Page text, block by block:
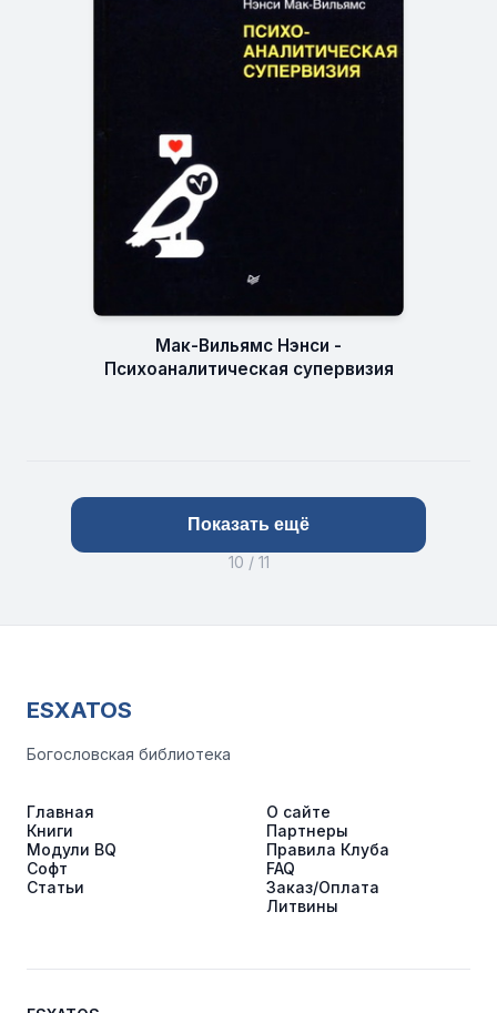
Мак-Вильямс Нэнси -
Психоаналитическая супервизия
Показать ещё
10 / 11
ESXATOS
Богословская библиотека
Главная
Книги
Модули BQ
Софт
Статьи
О сайте
Партнеры
Правила Клуба
FAQ
Заказ/Оплата
Литвины